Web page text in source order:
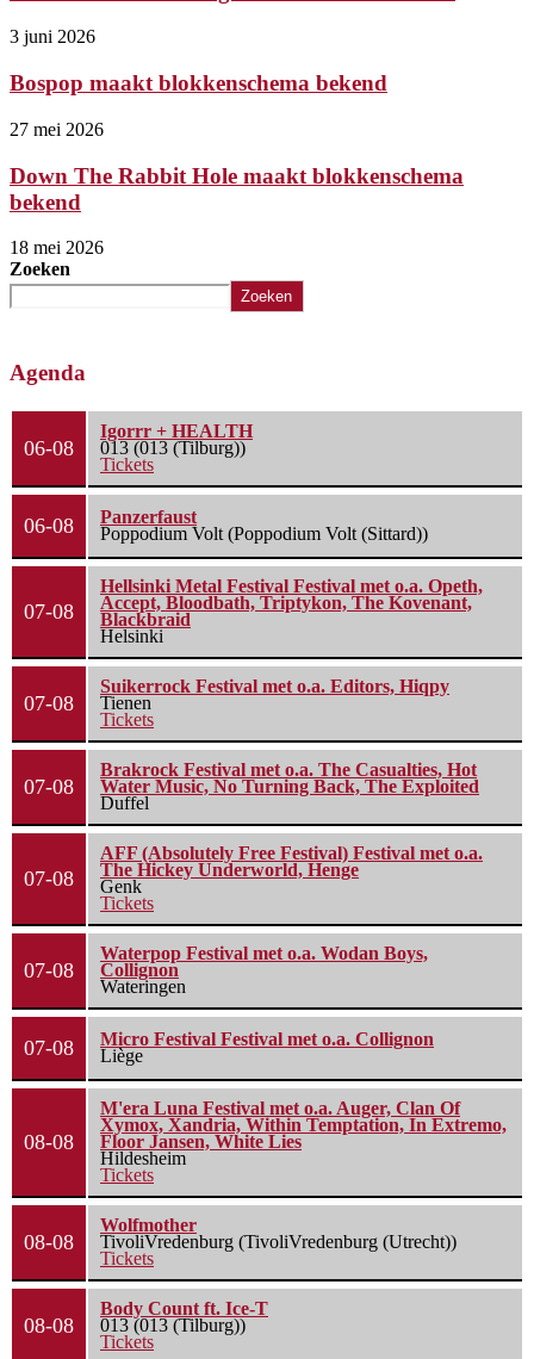
3 juni 2026
Bospop maakt blokkenschema bekend
27 mei 2026
Down The Rabbit Hole maakt blokkenschema
bekend
18 mei 2026
Zoeken
Zoeken
Agenda
06-08
Igorrr + HEALTH
013 (013 (Tilburg))
Tickets
06-08
Panzerfaust
Poppodium Volt (Poppodium Volt (Sittard))
07-08
Hellsinki Metal Festival Festival met o.a. Opeth,
Accept, Bloodbath, Triptykon, The Kovenant,
Blackbraid
Helsinki
07-08
Suikerrock Festival met o.a. Editors, Hiqpy
Tienen
Tickets
07-08
Brakrock Festival met o.a. The Casualties, Hot
Water Music, No Turning Back, The Exploited
Duffel
07-08
AFF (Absolutely Free Festival) Festival met o.a.
The Hickey Underworld, Henge
Genk
Tickets
07-08
Waterpop Festival met o.a. Wodan Boys,
Collignon
Wateringen
07-08
Micro Festival Festival met o.a. Collignon
Liège
08-08
M'era Luna Festival met o.a. Auger, Clan Of
Xymox, Xandria, Within Temptation, In Extremo,
Floor Jansen, White Lies
Hildesheim
Tickets
08-08
Wolfmother
TivoliVredenburg (TivoliVredenburg (Utrecht))
Tickets
08-08
Body Count ft. Ice-T
013 (013 (Tilburg))
Tickets